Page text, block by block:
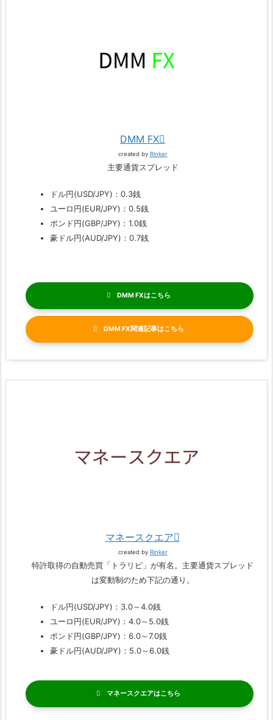
DMM FX
created by Rinker
主要通貨スプレッド
ドル円(USD/JPY)：0.3銭
ユーロ円(EUR/JPY)：0.5銭
ポンド円(GBP/JPY)：1.0銭
豪ドル円(AUD/JPY)：0.7銭
DMM FX
DMM FX関連記事
マネースクエア
created by Rinker
特許取得の自動売買「トラリピ」が有名。主要通貨スプレッド
は変動制のため下記の通り。
ドル円(USD/JPY)：3.0～4.0銭
ユーロ円(EUR/JPY)：4.0～5.0銭
ポンド円(GBP/JPY)：6.0～7.0銭
豪ドル円(AUD/JPY)：5.0～6.0銭
マネースクエア